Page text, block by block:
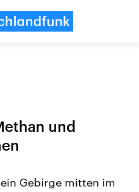
und
Gebirge mitten im